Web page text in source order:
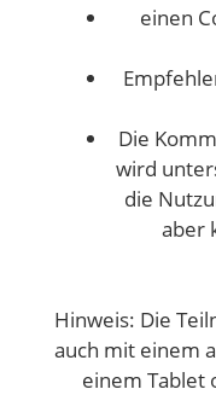
einen
Die
wird
die
aber
Hinweis: Die
auch mit einem
einem Tablet